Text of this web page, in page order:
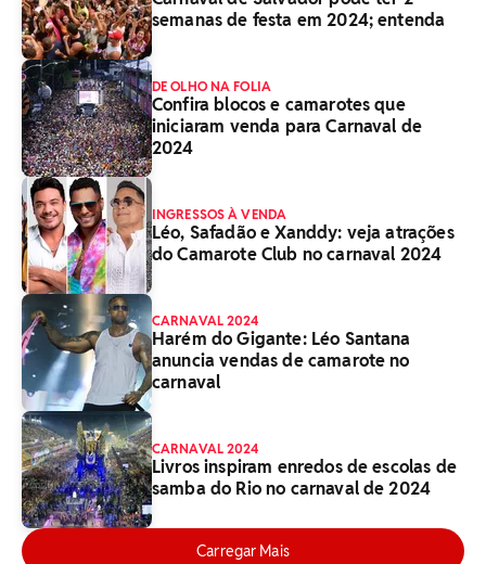
semanas de festa em 2024; entenda
DE OLHO NA FOLIA
Confira blocos e camarotes que
iniciaram venda para Carnaval de
2024
INGRESSOS À VENDA
Léo, Safadão e Xanddy: veja atrações
do Camarote Club no carnaval 2024
CARNAVAL 2024
Harém do Gigante: Léo Santana
anuncia vendas de camarote no
carnaval
CARNAVAL 2024
Livros inspiram enredos de escolas de
samba do Rio no carnaval de 2024
Carregar Mais